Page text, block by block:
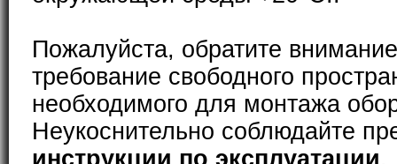
Пожалуйста, обратите
требование свободного
необходимого для монтажа
Неукоснительно соблюдайте
инструкции по эксплуатации.